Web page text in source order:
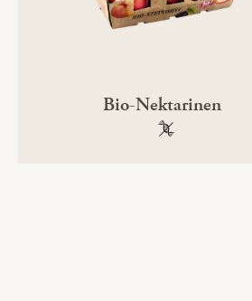
Bio-Nektarinen
100 %